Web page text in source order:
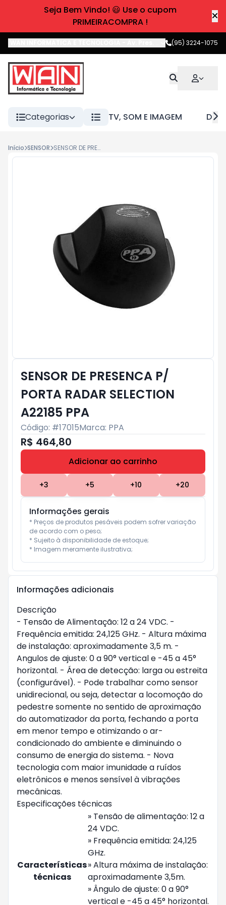
Seja Bem Vindo! 😃 Use o cupom
PRIMEIRACOMPRA !
Av. Pres. Castelo Branco,Boa
(95) 3224-1075
Categorias TV, SOM E IMAGEM
Início SENSOR SENSOR DE PRESENCA P/ PORTA RADAR SELECTION A22185 PPA
SENSOR DE PRESENCA P/
PORTA RADAR SELECTION
A22185 PPA
Código: #17015Marca: PPA
R$ 464,80
Adicionar ao carrinho
+3 +5 +10 +20
Informações gerais
* Preços de produtos pesáveis podem sofrer variação
de acordo com o peso;
* Sujeito à disponibilidade de estoque;
* Imagem meramente ilustrativa;
Informações adicionais
Descrição
- Tensão de Alimentação: 12 a 24 VDC. -
Frequência emitida: 24,125 GHz. - Altura máxima
de instalação: aproximadamente 3,5 m. -
Angulos de ajuste: 0 a 90° vertical e -45 a 45°
horizontal. - Área de detecção: larga ou estreita
(configurável). - Pode trabalhar como sensor
unidirecional, ou seja, detectar a locomoção do
pedestre somente no sentido de aproximação
do automatizador da porta, fechando a porta
em menor tempo e otimizando o ar-
condicionado do ambiente e diminuindo o
consumo de energia do sistema. - Nova
tecnologia com maior imunidade a ruídos
eletrônicos e menos sensível à vibrações
mecânicas.
Especificações técnicas
Características
técnicas
» Tensão de alimentação: 12 a
24 VDC.
» Frequência emitida: 24,125
GHz.
» Altura máxima de instalação:
aproximadamente 3,5m.
» Ângulo de ajuste: 0 a 90°
vertical e -45 a 45° horizontal.